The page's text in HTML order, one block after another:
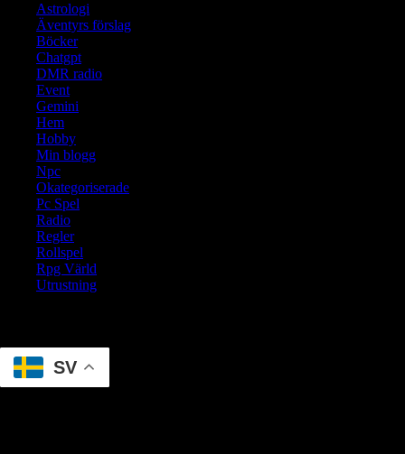
Astrologi
Äventyrs förslag
Böcker
Chatgpt
DMR radio
Event
Gemini
Hem
Hobby
Min blogg
Npc
Okategoriserade
Pc Spel
Radio
Regler
Rollspel
Rpg Värld
Utrustning
SV